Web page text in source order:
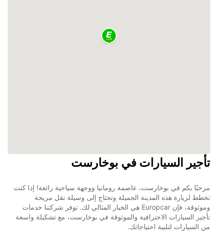
تأجير السيارات في بوخارست
مرحبًا بكم في بوخارست، عاصمة رومانيا ووجهة سياحية رائعة! إذا كنت
تخطط لزيارة هذه المدينة الجميلة وتحتاج إلى وسيلة نقل مريحة
وموثوقة، فإن Europcar هي الخيار المثالي لك. توفر شركتنا خدمات
تأجير السيارات الاحترافية والموثوقة في بوخارست، مع تشكيلة واسعة
من السيارات لتلبية احتياجاتك.